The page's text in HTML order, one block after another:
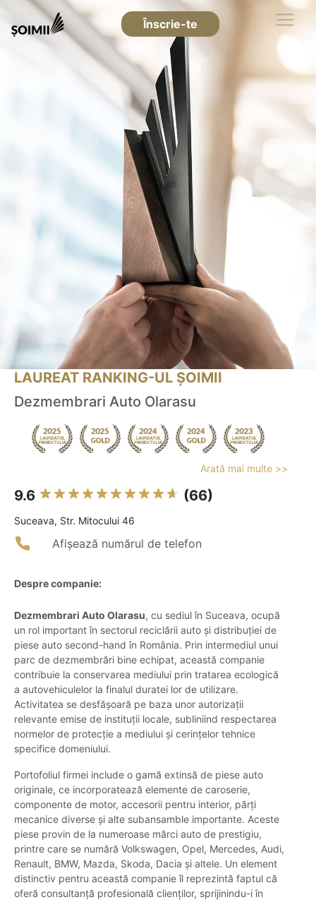
Înscrie-te
LAUREAT RANKING-UL ȘOIMII
Dezmembrari Auto Olarasu
Arată mai multe >>
9.6 (66)
Suceava, Str. Mitocului 46
Afișează numărul de telefon
Despre companie:
Dezmembrari Auto Olarasu, cu sediul în Suceava, ocupă
un rol important în sectorul reciclării auto și distribuției de
piese auto second-hand în România. Prin intermediul unui
parc de dezmembrări bine echipat, această companie
contribuie la conservarea mediului prin tratarea ecologică
a autovehiculelor la finalul duratei lor de utilizare.
Activitatea se desfășoară pe baza unor autorizații
relevante emise de instituții locale, subliniind respectarea
normelor de protecție a mediului și cerințelor tehnice
specifice domeniului.
Portofoliul firmei include o gamă extinsă de piese auto
originale, ce incorporatează elemente de caroserie,
componente de motor, accesorii pentru interior, părți
mecanice diverse și alte subansamble importante. Aceste
piese provin de la numeroase mărci auto de prestigiu,
printre care se numără Volkswagen, Opel, Mercedes, Audi,
Renault, BMW, Mazda, Skoda, Dacia și altele. Un element
distinctiv pentru această companie îl reprezintă faptul că
oferă consultanță profesională clienților, sprijinindu-i în